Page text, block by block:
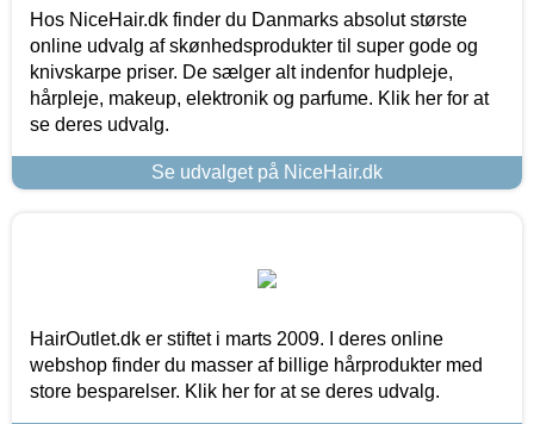
Hos NiceHair.dk finder du Danmarks absolut største
online udvalg af skønhedsprodukter til super gode og
knivskarpe priser. De sælger alt indenfor hudpleje,
hårpleje, makeup, elektronik og parfume. Klik her for at
se deres udvalg.
Se udvalget på NiceHair.dk
HairOutlet.dk er stiftet i marts 2009. I deres online
webshop finder du masser af billige hårprodukter med
store besparelser. Klik her for at se deres udvalg.